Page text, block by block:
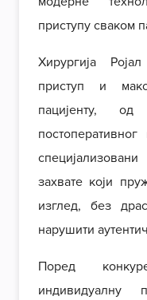
приступу сваком
Хирургија
приступ и
пацијенту,
захвате који
изглед, без
нарушити
Поред
индивидуалну